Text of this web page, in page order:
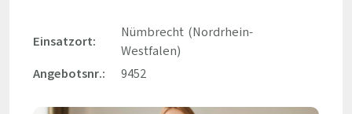
Einsatzort:
Nümbrecht (Nordrhein-
Westfalen)
Angebotsnr.:
9452